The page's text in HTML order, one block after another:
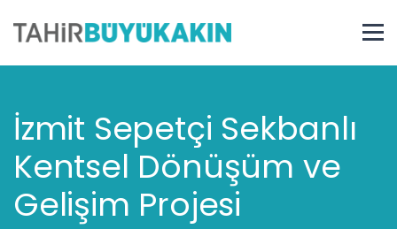
İzmit Sepetçi Sekbanlı
Kentsel Dönüşüm ve
Gelişim Projesi